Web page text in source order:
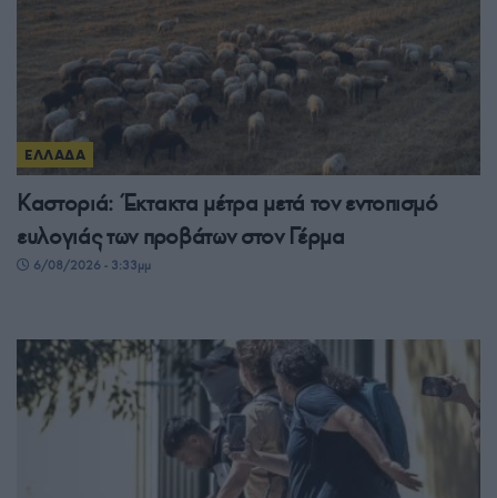
ΕΛΛΑΔΑ
Καστοριά: Έκτακτα μέτρα μετά τον εντοπισμό
ευλογιάς των προβάτων στον Γέρμα
6/08/2026 - 3:33μμ